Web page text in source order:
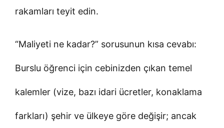
rakamları teyit edin.
“Maliyeti ne kadar?” sorusunun kısa cevabı:
Burslu öğrenci için cebinizden çıkan temel
kalemler (vize, bazı idari ücretler, konaklama
farkları) şehir ve ülkeye göre değişir; ancak